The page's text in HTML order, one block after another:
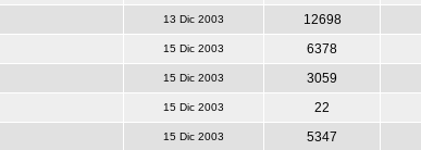
13 Dic 2003
12698
15 Dic 2003
6378
15 Dic 2003
3059
15 Dic 2003
22
15 Dic 2003
5347